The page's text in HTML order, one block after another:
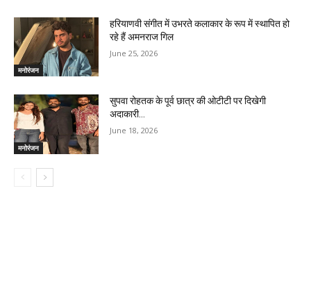
मनोरंजन
हरियाणवी संगीत में उभरते कलाकार के रूप में स्थापित हो
रहे हैं अमनराज गिल
June 25, 2026
मनोरंजन
सुपवा रोहतक के पूर्व छात्र की ओटीटी पर दिखेगी
अदाकारी…
June 18, 2026